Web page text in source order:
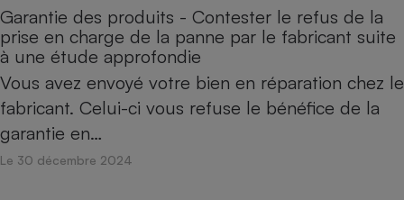
Garantie des produits - Contester le refus de la
prise en charge de la panne par le fabricant suite
à une étude approfondie
Vous avez envoyé votre bien en réparation chez le
fabricant. Celui-ci vous refuse le bénéfice de la
garantie en…
Le 30 décembre 2024